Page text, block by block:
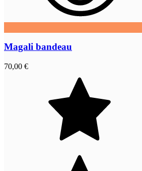
Magali bandeau
70,00 €